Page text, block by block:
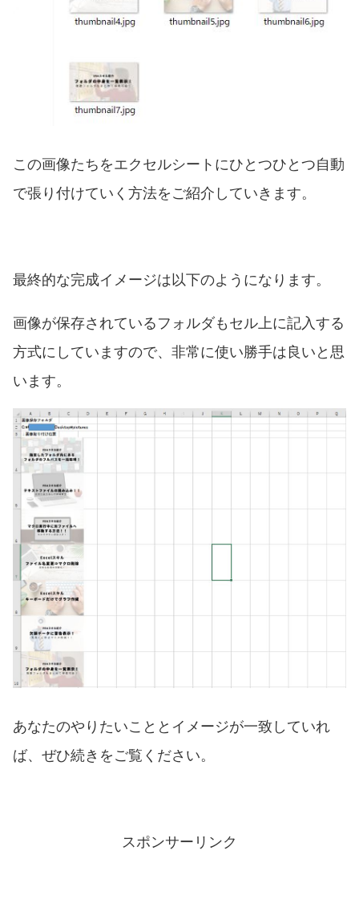
この画像たちをエクセルシートにひとつひとつ自動
で張り付けていく方法をご紹介していきます。
最終的な完成イメージは以下のようになります。
画像が保存されているフォルダもセル上に記入する
方式にしていますので、非常に使い勝手は良いと思
います。
あなたのやりたいこととイメージが一致していれ
ば、ぜひ続きをご覧ください。
スポンサーリンク